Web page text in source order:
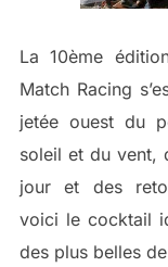
La 10ème
Match Racing
jetée ouest du
soleil et du vent,
jour et des
voici le cocktail
des plus belles